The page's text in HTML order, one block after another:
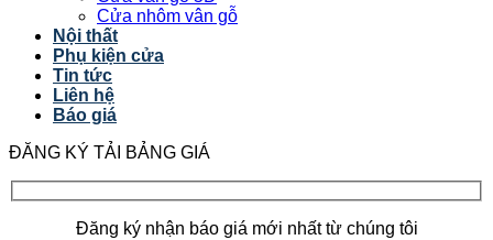
Cửa nhôm vân gỗ
Nội thất
Phụ kiện cửa
Tin tức
Liên hệ
Báo giá
ĐĂNG KÝ TẢI BẢNG GIÁ
Đăng ký nhận báo giá mới nhất từ chúng tôi